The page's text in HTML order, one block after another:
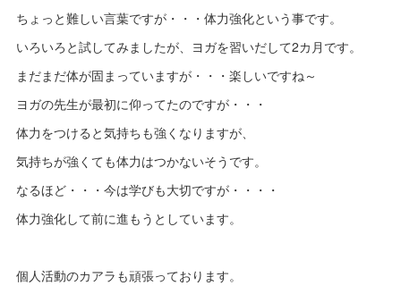
ちょっと難しい言葉ですが・・・体力強化という事です。
いろいろと試してみましたが、ヨガを習いだして2カ月です。
まだまだ体が固まっていますが・・・楽しいですね～
ヨガの先生が最初に仰ってたのですが・・・
体力をつけると気持ちも強くなりますが、
気持ちが強くても体力はつかないそうです。
なるほど・・・今は学びも大切ですが・・・・
体力強化して前に進もうとしています。
個人活動のカアラも頑張っております。